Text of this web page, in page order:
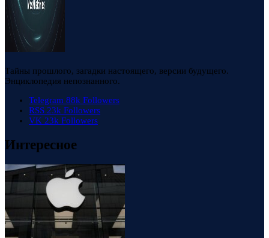
Тайны прошлого, загадки настоящего, версии будущего.
Энциклопедия непознанного.
Telegram 88k Followers
RSS 23k Followers
VK 23k Followers
Интересное